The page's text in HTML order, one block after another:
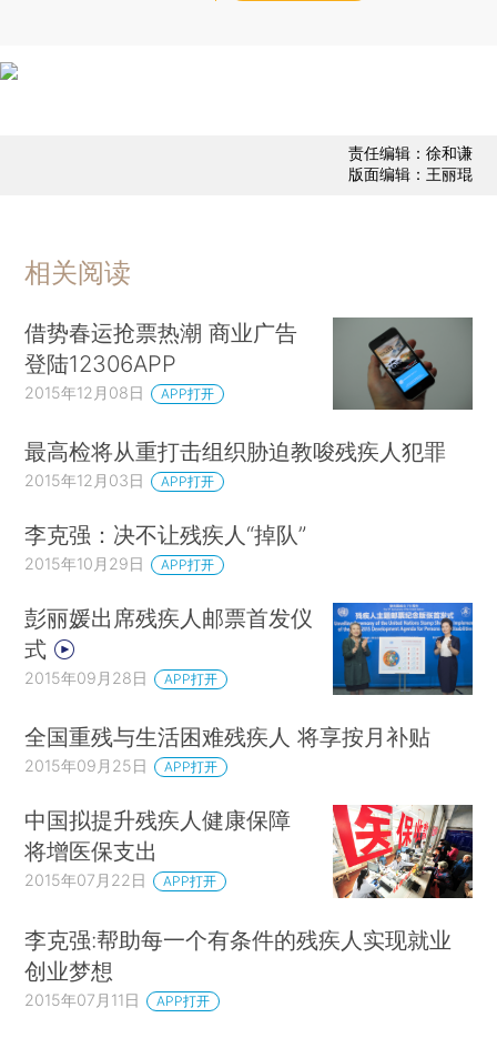
责任编辑：徐和谦
版面编辑：王丽琨
相关阅读
借势春运抢票热潮 商业广告
登陆12306APP
2015年12月08日 APP打开
最高检将从重打击组织胁迫教唆残疾人犯罪
2015年12月03日 APP打开
李克强：决不让残疾人“掉队”
2015年10月29日 APP打开
彭丽媛出席残疾人邮票首发仪
式
2015年09月28日 APP打开
全国重残与生活困难残疾人 将享按月补贴
2015年09月25日 APP打开
中国拟提升残疾人健康保障
将增医保支出
2015年07月22日 APP打开
李克强:帮助每一个有条件的残疾人实现就业
创业梦想
2015年07月11日 APP打开